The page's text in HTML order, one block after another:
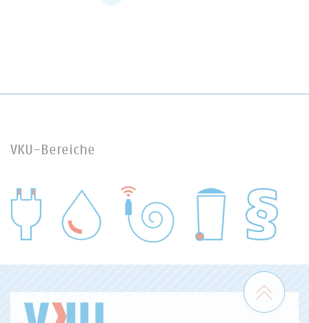
VKU-Bereiche
Zum